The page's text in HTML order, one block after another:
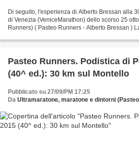
Di seguito, l'esperienza di Alberto Bressan alla
di Venezia (VeniceMarathon) dello scorso 25
Runners) ( Pasteo Runners - Alberto Bressan )
Pasteo Runners. Podistica di
(40^ ed.): 30 km sul Montello
Pubblicato su 27/09/PM 17:25
Da Ultramaratone, maratone e dintorni (Pasteo